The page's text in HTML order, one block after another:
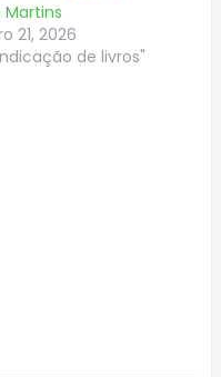
Martins
21, 2026
de livros"